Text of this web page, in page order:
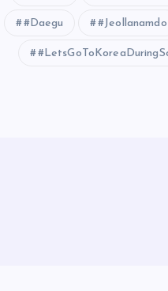
#Daegu #Jeollanamdo